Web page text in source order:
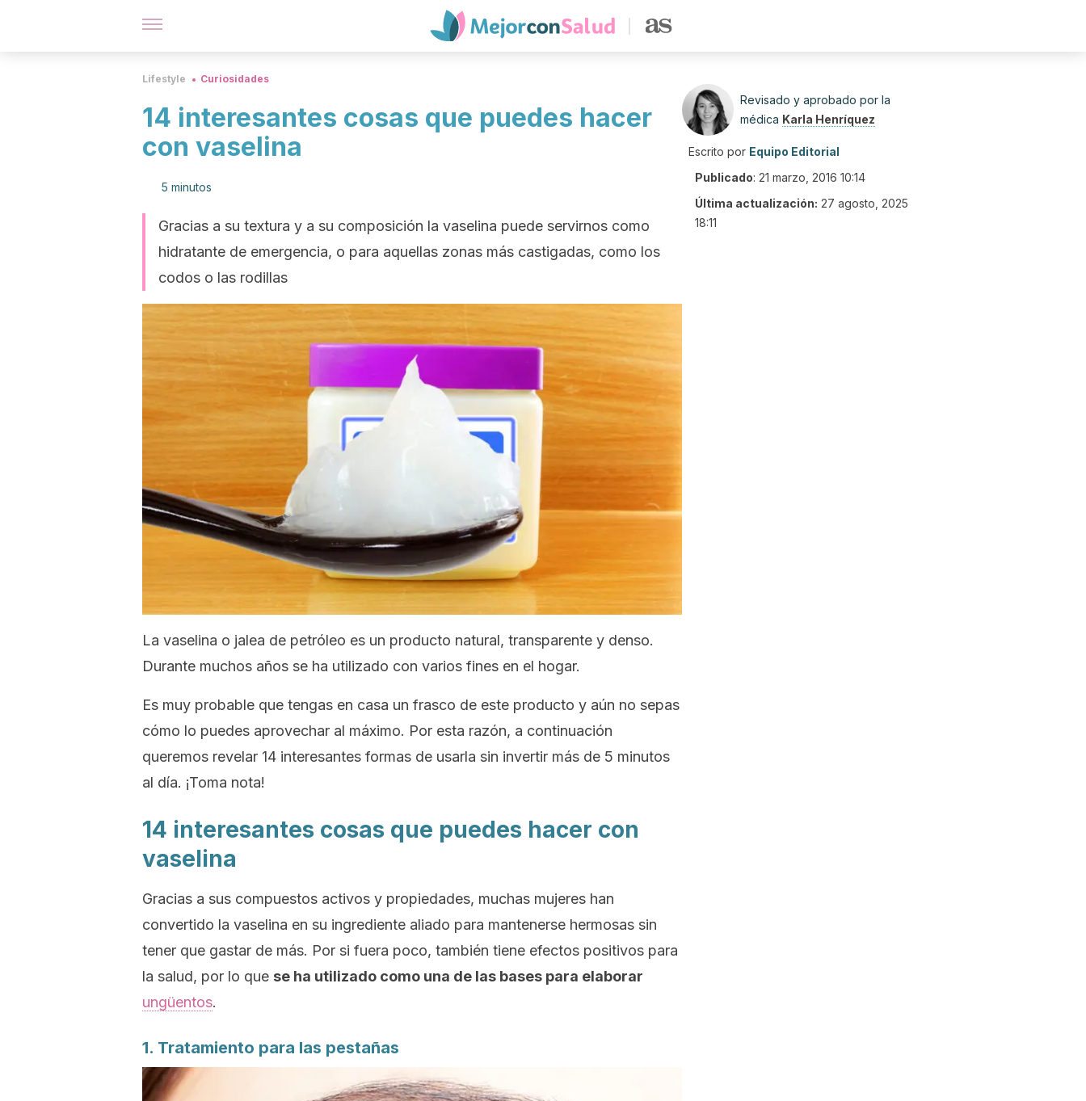
Lifestyle Curiosidades
14 interesantes cosas que puedes hacer
con vaselina
5 minutos
Gracias a su textura y a su composición la vaselina puede servirnos como
hidratante de emergencia, o para aquellas zonas más castigadas, como los
codos o las rodillas
La vaselina o jalea de petróleo es un producto natural, transparente y denso.
Durante muchos años se ha utilizado con varios fines en el hogar.
Es muy probable que tengas en casa un frasco de este producto y aún no sepas
cómo lo puedes aprovechar al máximo. Por esta razón, a continuación
queremos revelar 14 interesantes formas de usarla sin invertir más de 5 minutos
al día. ¡Toma nota!
14 interesantes cosas que puedes hacer con
vaselina
Gracias a sus compuestos activos y propiedades, muchas mujeres han
convertido la vaselina en su ingrediente aliado para mantenerse hermosas sin
tener que gastar de más. Por si fuera poco, también tiene efectos positivos para
la salud, por lo que se ha utilizado como una de las bases para elaborar
ungüentos.
1. Tratamiento para las pestañas
Revisado y aprobado por la
médica Karla Henríquez
Escrito por Equipo Editorial
Publicado: 21 marzo, 2016 10:14
Última actualización: 27 agosto, 2025
18:11